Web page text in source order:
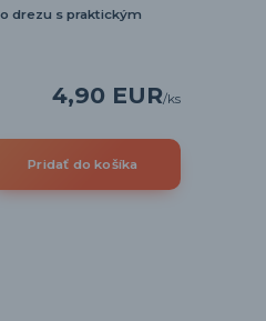
drezu s praktickým
4,90 EUR/ks
Pridať do košíka